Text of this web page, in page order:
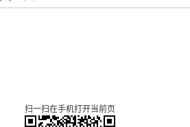
扫一扫在手机打开当前页